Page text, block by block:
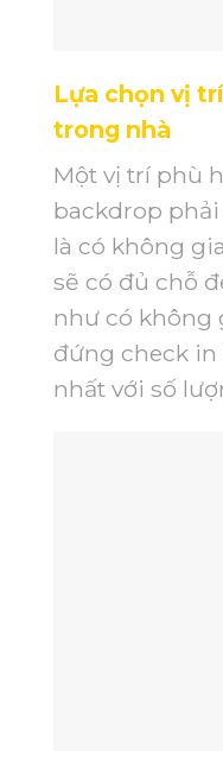
Lựa chọn vị
trong nhà
Một vị trí phù
backdrop
là có không
sẽ có đủ chỗ
như có không
đứng check
nhất với số